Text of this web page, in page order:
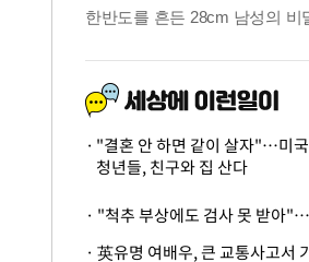
"결혼 안 하면 같이 살자"…미국
청년들, 친구와 집 산다